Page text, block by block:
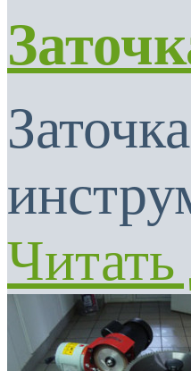
Читать